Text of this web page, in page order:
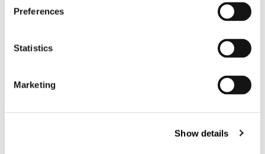
Preferences
Statistics
Marketing
Show details
ÉLÉMENT AVEC 1 ACCOUDOIR CM 97,5